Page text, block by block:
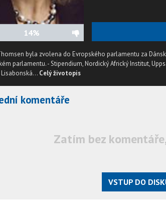
14%
byla zvolena do Evropského parlamentu za
parlamentu. - Stipendium, Nordický Africký Institut,
Lisabonská... Celý životopis
komentáře
Zatím bez
VSTUP DO